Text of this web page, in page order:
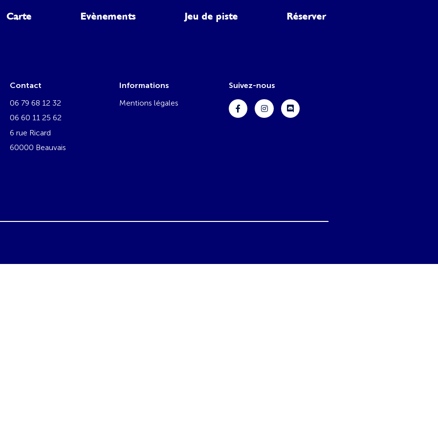
Carte Evènements Jeu de piste Réserver
Contact
06 79 68 12 32
06 60 11 25 62
6 rue Ricard
60000 Beauvais
Informations
Mentions légales
Suivez-nous